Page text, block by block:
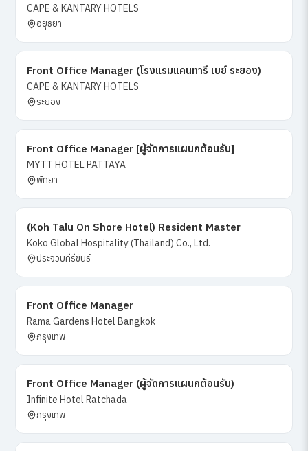
CAPE & KANTARY HOTELS
อยุธยา
Front Office Manager (โรงแรมแคนทารี เบย์ ระยอง)
CAPE & KANTARY HOTELS
ระยอง
Front Office Manager [ผู้จัดการแผนกต้อนรับ]
MYTT HOTEL PATTAYA
พัทยา
(Koh Talu On Shore Hotel) Resident Master
Koko Global Hospitality (Thailand) Co., Ltd.
ประจวบคีรีขันธ์
Front Office Manager
Rama Gardens Hotel Bangkok
กรุงเทพ
Front Office Manager (ผู้จัดการแผนกต้อนรับ)
Infinite Hotel Ratchada
กรุงเทพ